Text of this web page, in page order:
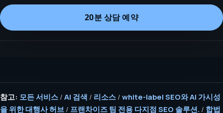
20분 상담 예약
참고: 모든 서비스 / AI 검색 / 리소스 / white-label SEO와 AI 가시성
을 위한 대행사 허브 / 프랜차이즈 팀 전용 다지점 SEO 솔루션. / 합법